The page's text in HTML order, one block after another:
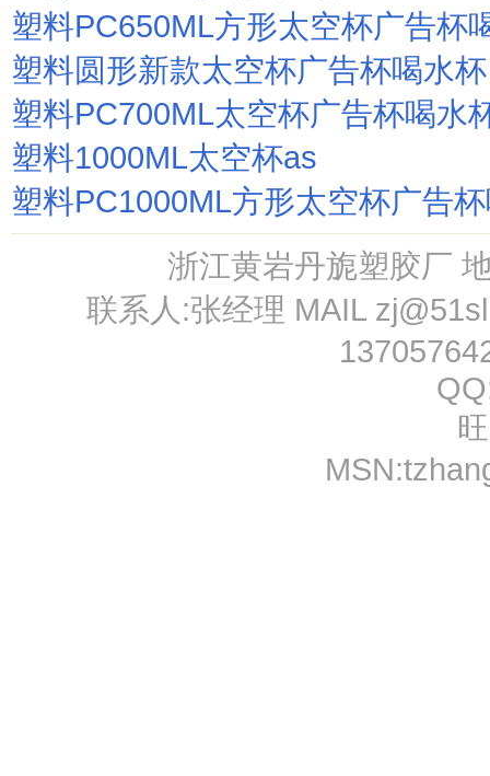
塑料PC650ML方形太空杯广告杯
塑料圆形新款太空杯广告杯喝水杯
塑料PC700ML太空杯广告杯喝水
塑料1000ML太空杯as
塑料PC1000ML方形太空杯广告
浙江黄岩丹旎塑胶厂
联系人:张经理 MAIL
MSN: